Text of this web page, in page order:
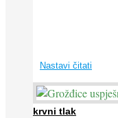
Nastavi čitati
krvni tlak